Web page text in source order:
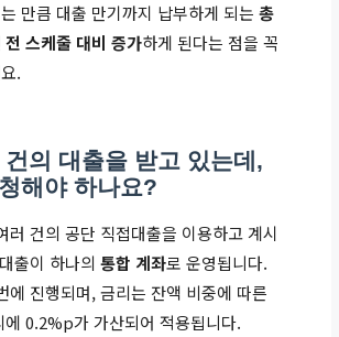
만큼 대출 만기까지 납부하게 되는총
전 스케줄 대비 증가하게 된다는 점을 꼭
.
건의 대출을 받고 있는데,
해야 하나요?
러 건의 공단 직접대출을 이용하고 계시
출이 하나의통합 계좌로 운영됩니다.
에 진행되며, 금리는 잔액 비중에 따른
에 0.2%p가 가산되어 적용됩니다.